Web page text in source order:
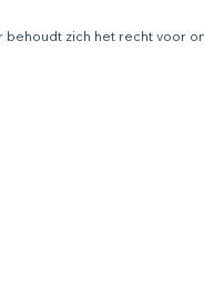
zich het recht voor